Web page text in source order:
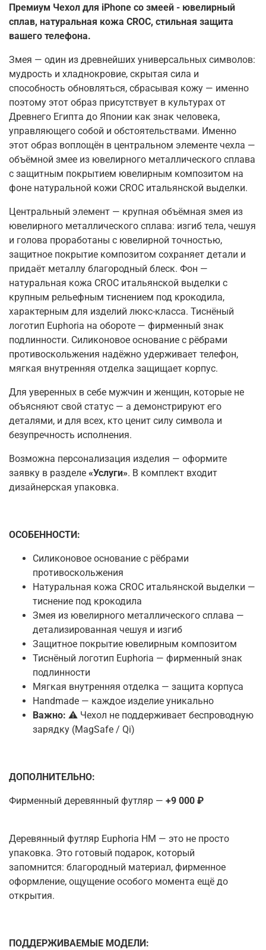
Премиум Чехол для iPhone со змеей - ювелирный
сплав, натуральная кожа CROC, стильная защита
вашего телефона.
Змея — один из древнейших универсальных символов:
мудрость и хладнокровие, скрытая сила и
способность обновляться, сбрасывая кожу — именно
поэтому этот образ присутствует в культурах от
Древнего Египта до Японии как знак человека,
управляющего собой и обстоятельствами. Именно
этот образ воплощён в центральном элементе чехла —
объёмной змее из ювелирного металлического сплава
с защитным покрытием ювелирным композитом на
фоне натуральной кожи CROC итальянской выделки.
Центральный элемент — крупная объёмная змея из
ювелирного металлического сплава: изгиб тела, чешуя
и голова проработаны с ювелирной точностью,
защитное покрытие композитом сохраняет детали и
придаёт металлу благородный блеск. Фон —
натуральная кожа CROC итальянской выделки с
крупным рельефным тиснением под крокодила,
характерным для изделий люкс-класса. Тиснёный
логотип Euphoria на обороте — фирменный знак
подлинности. Силиконовое основание с рёбрами
противоскольжения надёжно удерживает телефон,
мягкая внутренняя отделка защищает корпус.
Для уверенных в себе мужчин и женщин, которые не
объясняют свой статус — а демонстрируют его
деталями, и для всех, кто ценит силу символа и
безупречность исполнения.
Возможна персонализация изделия — оформите
заявку в разделе «Услуги». В комплект входит
дизайнерская упаковка.
ОСОБЕННОСТИ:
Силиконовое основание с рёбрами
противоскольжения
Натуральная кожа CROC итальянской выделки —
тиснение под крокодила
Змея из ювелирного металлического сплава —
детализированная чешуя и изгиб
Защитное покрытие ювелирным композитом
Тиснёный логотип Euphoria — фирменный знак
подлинности
Мягкая внутренняя отделка — защита корпуса
Handmade — каждое изделие уникально
Важно: ⚠️ Чехол не поддерживает беспроводную
зарядку (MagSafe / Qi)
ДОПОЛНИТЕЛЬНО:
Фирменный деревянный футляр — +9 000 ₽
Деревянный футляр Euphoria HM — это не просто
упаковка. Это готовый подарок, который
запомнится: благородный материал, фирменное
оформление, ощущение особого момента ещё до
открытия.
ПОДДЕРЖИВАЕМЫЕ МОДЕЛИ: